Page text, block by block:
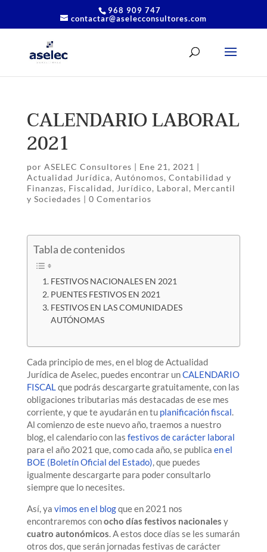
968 909 747
contactar@aselecconsultores.com
CALENDARIO LABORAL
2021
por ASELEC Consultores | Ene 21, 2021 |
Actualidad Jurídica, Autónomos, Contabilidad y
Finanzas, Fiscalidad, Jurídico, Laboral, Mercantil
y Sociedades | 0 Comentarios
Tabla de contenidos
FESTIVOS NACIONALES EN 2021
PUENTES FESTIVOS EN 2021
FESTIVOS EN LAS COMUNIDADES
AUTÓNOMAS
Cada principio de mes, en el blog de Actualidad
Jurídica de Aselec, puedes encontrar unCALENDARIO
FISCAL que podrás descargarte gratuitamente, con las
obligaciones tributarias más destacadas de ese mes
corriente, y que te ayudarán en tu planificación fiscal.
Al comienzo de este nuevo año, traemos a nuestro
blog, el calendario con las festivos de carácter laboral
para el año 2021 que, como cada año, se publica en el
BOE (Boletín Oficial del Estado), que puedes
igualmente descargarte para poder consultarlo
siempre que lo necesites.
Así, ya vimos en el blogque en 2021 nos
encontraremos conocho días festivos nacionales y
cuatro autonómicos. A estos doce días se les sumarán
otros dos, que serán jornadas festivas de carácter